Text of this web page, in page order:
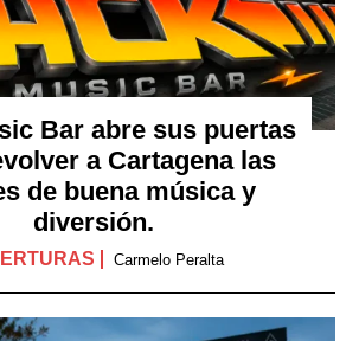
Bar abre sus puertas
a Cartagena las
de buena música y
diversión.
Carmelo Peralta